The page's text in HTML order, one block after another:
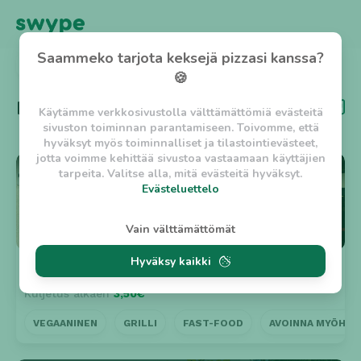
Saammeko tarjota keksejä pizzasi kanssa?
🍪
Käytämme verkkosivustolla välttämättömiä evästeitä
sivuston toiminnan parantamiseen. Toivomme, että
hyväksyt myös toiminnalliset ja tilastointievästeet,
jotta voimme kehittää sivustoa vastaamaan käyttäjien
tarpeita. Valitse alla, mitä evästeitä hyväksyt.
Evästeluettelo
Evästeluettelo
Välttämättömät evästeet
- Lyhytaikainen istuntoeväste, jonka
tarkoituksena on estää vaarallista liikennettä
sivustolla. (2 tuntia)
tarkoituksena on auttaa käyttäjää tilausten
viikkoa)
Vain välttämättömät
Hyväksy kaikki
TAKAISIN
KategoriaPizza
⭐ 4.9
Lohikosken Kebabkeisari n. 45min
Kuljetus alkaen3,50€
VEGAANINEN GRILLI FAST-FOOD AVOINNA